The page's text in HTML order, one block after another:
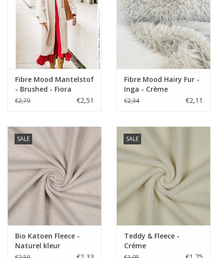
Fibre Mood Mantelstof
- Brushed - Fiora
€2,79 €2,51
Fibre Mood Hairy Fur -
Inga - Crème
€2,34 €2,11
SALE
Bio Katoen Fleece -
Naturel kleur
SALE
Teddy & Fleece -
Créme